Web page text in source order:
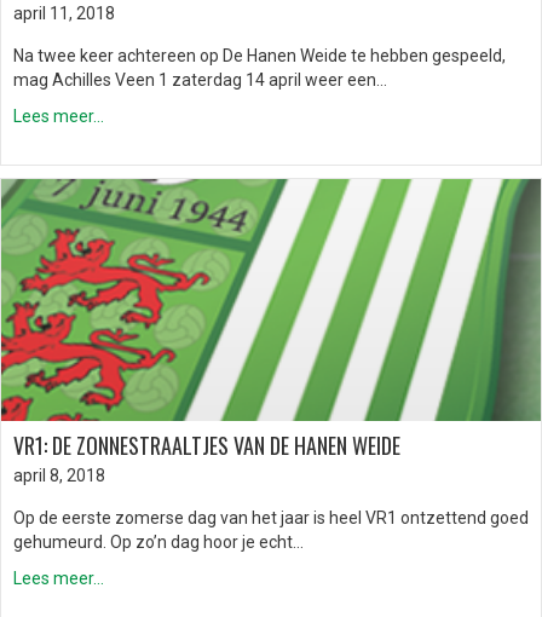
april 11, 2018
Na twee keer achtereen op De Hanen Weide te hebben gespeeld,
mag Achilles Veen 1 zaterdag 14 april weer een…
Lees meer...
VR1: DE ZONNESTRAALTJES VAN DE HANEN WEIDE
april 8, 2018
Op de eerste zomerse dag van het jaar is heel VR1 ontzettend goed
gehumeurd. Op zo’n dag hoor je echt…
Lees meer...